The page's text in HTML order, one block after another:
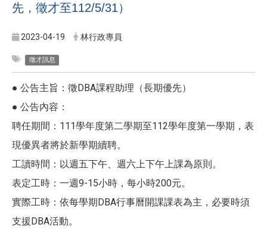
先，徵才至112/5/31）
2023-04-19 林行政專員
徵才訊息
● 公告主旨：徵DBA課程助理（長期優先）
● 公告內容：
聘任期間：111學年度第二學期至112學年度第一學期，表
現優異者將於新學期續聘。
工讀時間：以週五下午、週六上下午上課為原則。
表定工時：一週9-15小時，每小時200元。
實際工時：依每學期DBA行事曆開課課表為主，必要時須
支援DBA活動。